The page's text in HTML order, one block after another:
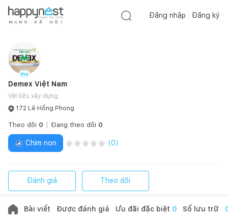
M Ạ N G X Ã H Ộ I
Đăng nhập Đăng ký
Demex Việt Nam
Vật liệu xây dựng
172 Lê Hồng Phong
Theo dõi 0 Đang theo dõi 0
Chim non (0)
Đánh giá Theo dõi
Bài viết Được đánh giá Ưu đãi đặc biệt 0 Sổ lưu trữ